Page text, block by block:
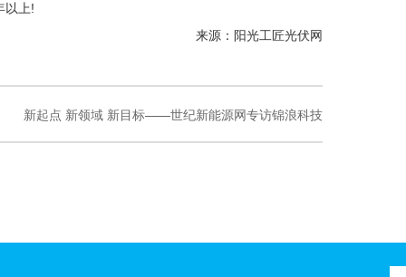
以上!
来源：阳光工匠光伏网
新起点 新领域 新目标——世纪新能源网专访锦浪科技